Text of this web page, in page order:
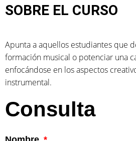
SOBRE EL CURSO
Apunta a aquellos estudiantes que
formación musical o potenciar una
enfocándose en los aspectos
instrumental.
Consulta